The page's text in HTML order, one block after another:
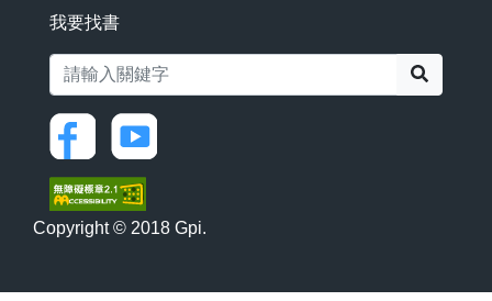
我要找書
Copyright © 2018 Gpi.